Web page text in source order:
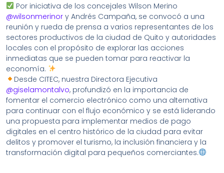
Por iniciativa de los concejales Wilson Merino
@wilsonmerinor y Andrés Campaña, se convocó a una
reunión y rueda de prensa a varios representantes de los
sectores productivos de la ciudad de Quito y autoridades
locales con el propósito de explorar las acciones
inmediatas que se pueden tomar para reactivar la
economía.
Desde CITEC, nuestra Directora Ejecutiva
@giselamontalvo, profundizó en la importancia de
fomentar el comercio electrónico como una alternativa
para continuar con el flujo económico y se está liderando
una propuesta para implementar medios de pago
digitales en el centro histórico de la ciudad para evitar
delitos y promover el turismo, la inclusión financiera y la
transformación digital para pequeños comerciantes.